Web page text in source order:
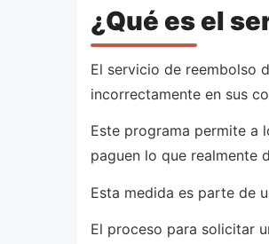
¿Qué es el
El servicio de reembolso
incorrectamente en sus
Este programa permite a
paguen lo que realmente
Esta medida es parte de
El proceso para solicitar